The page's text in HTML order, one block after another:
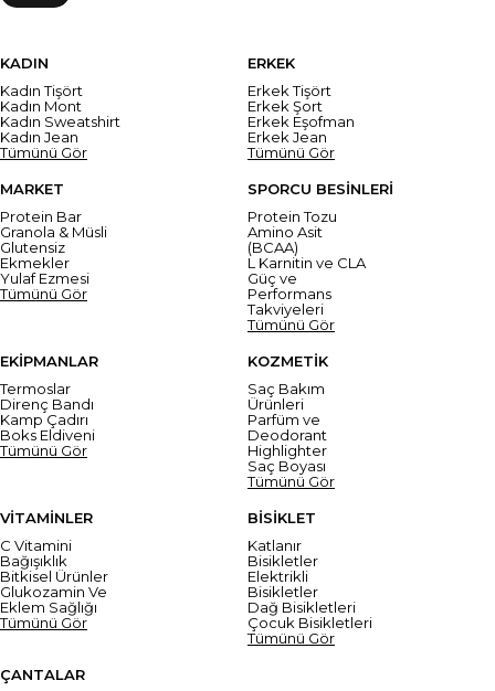
KADIN
Kadın Tişört
Kadın Mont
Kadın Sweatshirt
Kadın Jean
Tümünü Gör
ERKEK
Erkek Tişört
Erkek Şort
Erkek Eşofman
Erkek Jean
Tümünü Gör
MARKET
Protein Bar
Granola & Müsli
Glutensiz
Ekmekler
Yulaf Ezmesi
Tümünü Gör
SPORCU BESİNLERİ
Protein Tozu
Amino Asit
(BCAA)
L Karnitin ve CLA
Güç ve
Performans
Takviyeleri
Tümünü Gör
EKİPMANLAR
Termoslar
Direnç Bandı
Kamp Çadırı
Boks Eldiveni
Tümünü Gör
KOZMETİK
Saç Bakım
Ürünleri
Parfüm ve
Deodorant
Highlighter
Saç Boyası
Tümünü Gör
VİTAMİNLER
C Vitamini
Bağışıklık
Bitkisel Ürünler
Glukozamin Ve
Eklem Sağlığı
Tümünü Gör
BİSİKLET
Katlanır
Bisikletler
Elektrikli
Bisikletler
Dağ Bisikletleri
Çocuk Bisikletleri
Tümünü Gör
ÇANTALAR